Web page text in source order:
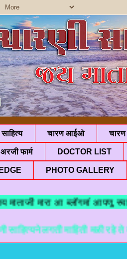
चारण आईओ चारण
अरजी फार्म DOCTOR LIST
PHOTO GALLERY
मारा आ ब्लॉगमां आपणु
लगती माहिती मळी रहे ते माटे